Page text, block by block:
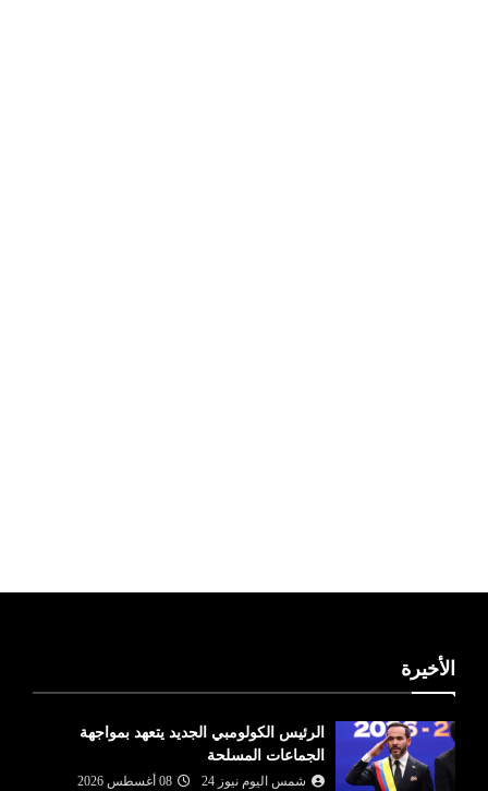
الأخيرة
الرئيس الكولومبي الجديد يتعهد بمواجهة
الجماعات المسلحة
شمس اليوم نيوز 24 08 أغسطس 2026